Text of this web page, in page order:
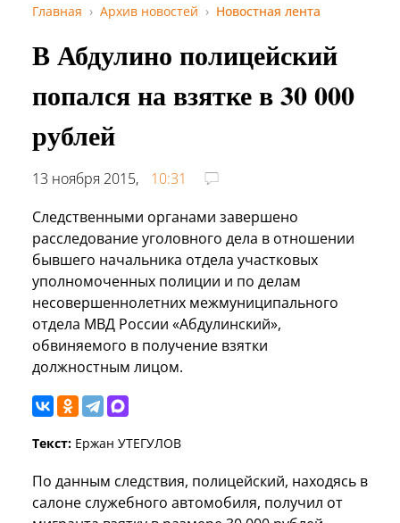
Главная Архив новостей Новостная лента
В Абдулино полицейский
попался на взятке в 30 000
рублей
13 ноября 2015,
10:31
Следственными органами завершено
расследование уголовного дела в отношении
бывшего начальника отдела участковых
уполномоченных полиции и по делам
несовершеннолетних межмуниципального
отдела МВД России «Абдулинский»,
обвиняемого в получение взятки
должностным лицом.
Текст: Ержан УТЕГУЛОВ
По данным следствия, полицейский, находясь в
салоне служебного автомобиля, получил от